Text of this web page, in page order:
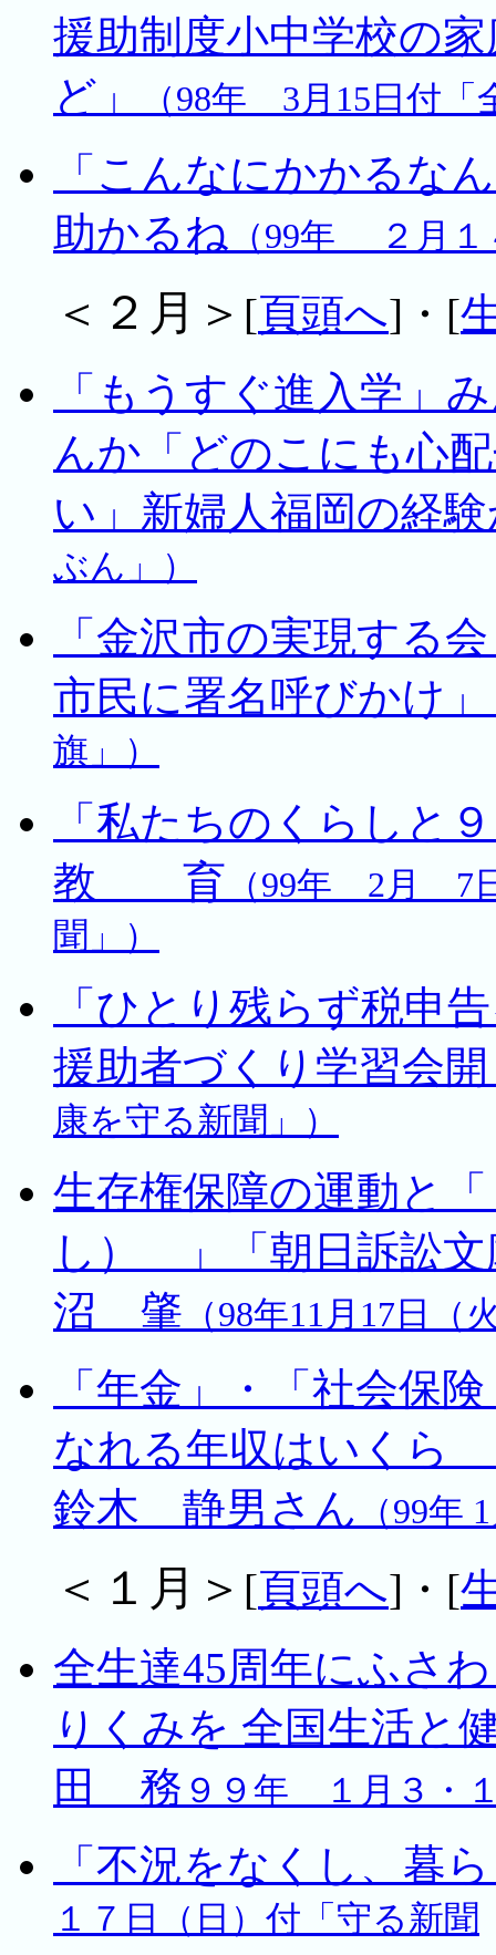
援助制度小中学校の
ど」
（98年 3月15日付「
「こんなにかかるな
助かるね （99年 ２月１
＜２月＞ [頁頭へ]・[
「もうすぐ進入学」
んか「どのこにも心
い」新婦人福岡の経
ぶん」）
「金沢市の実現する
市民に署名呼びかけ」
旗」）
「私たちのくらしと
教 育 （99年 2月 7
聞」）
「ひとり残らず税申
援助者づくり学習会
康を守る新聞」）
生存権保障の運動
し） 」「朝日訴
沼 肇 （98年11月17日
「年金」・「社会保
なれる年収はいく
鈴木 静男さん
（99
＜１月＞ [頁頭へ]・[
全生達45周年にふさ
りくみを 全国生活と
田 務 ９９年 １月３・
「不況をなくし、
１７日（日）付「守る新聞